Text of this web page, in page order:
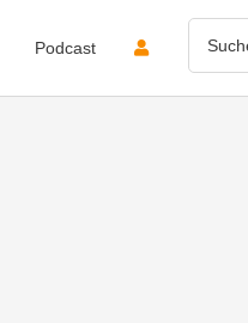
Podcast